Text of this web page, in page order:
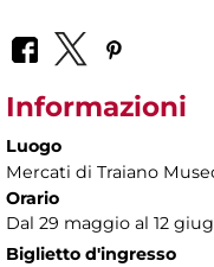
Informazioni
Luogo
Mercati di Traiano
Orario
Dal 29 maggio al 12
Biglietto d'ingresso